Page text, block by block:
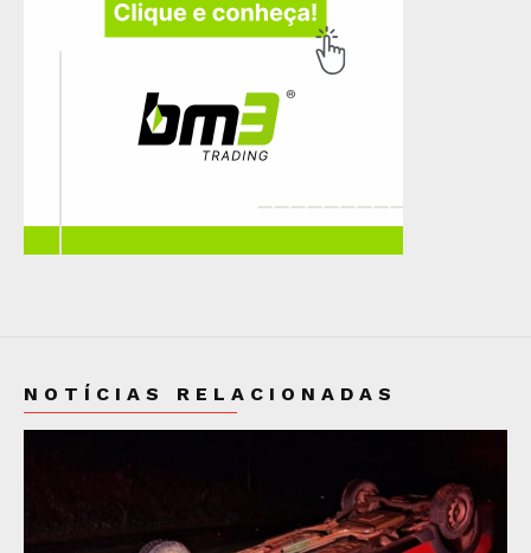
NOTÍCIAS RELACIONADAS